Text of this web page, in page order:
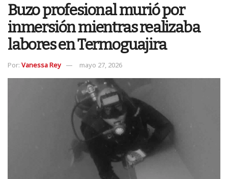
Buzo profesional murió por
inmersión mientras realizaba
labores en Termoguajira
Por: Vanessa Rey mayo 27, 2026